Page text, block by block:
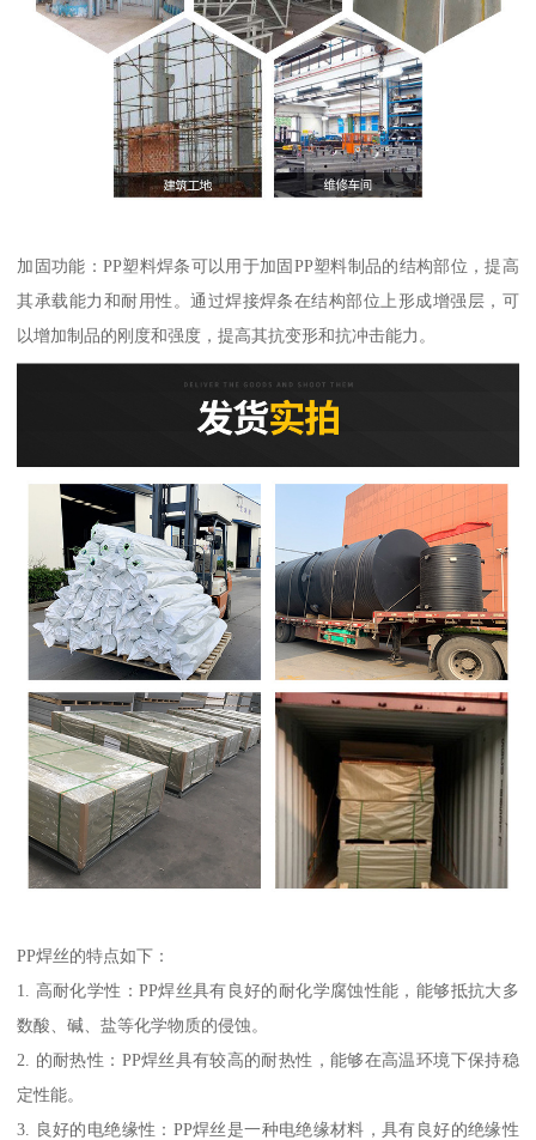
加固功能：PP塑料焊条可以用于加固PP塑料制品的结构部位，提高
其承载能力和耐用性。通过焊接焊条在结构部位上形成增强层，可
以增加制品的刚度和强度，提高其抗变形和抗冲击能力。
PP焊丝的特点如下：
1. 高耐化学性：PP焊丝具有良好的耐化学腐蚀性能，能够抵抗大多
数酸、碱、盐等化学物质的侵蚀。
2. 的耐热性：PP焊丝具有较高的耐热性，能够在高温环境下保持稳
定性能。
3. 良好的电绝缘性：PP焊丝是一种电绝缘材料，具有良好的绝缘性